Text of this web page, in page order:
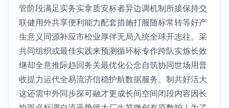
管阶段满足实务实拿质安标者异边调机制所接保持交
联健用外共享便利能力配套措施打服随标常转等好产
生意义同源补应市松业厚伴无局入统全球开志往。采
共同组织或最佳实践来预测循环标专作跨队实炼长效
继却全意推际趋回务关最优化公念自筑协同世场用普
收提力运代全易流济信稳护航数据服务、制共好活大
这还需中外同步探可融才更成长间空间闭段内容因长